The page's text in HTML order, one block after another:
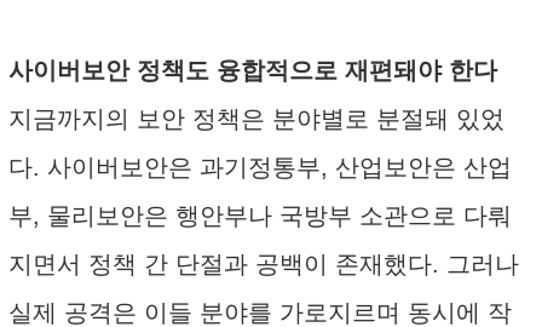
사이버보안 정책도 융합적으로 재편돼야 한다
지금까지의 보안 정책은 분야별로 분절돼 있었
다. 사이버보안은 과기정통부, 산업보안은 산업
부, 물리보안은 행안부나 국방부 소관으로 다뤄
지면서 정책 간 단절과 공백이 존재했다. 그러나
실제 공격은 이들 분야를 가로지르며 동시에 작